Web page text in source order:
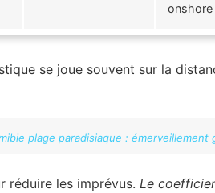
onshore
se joue souvent sur la
plage paradisiaque :
réduire les imprévus. Le